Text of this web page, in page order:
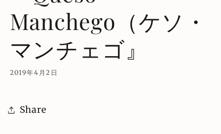
Manchego（ケソ・
マンチェゴ』
2019年4月2日
Share